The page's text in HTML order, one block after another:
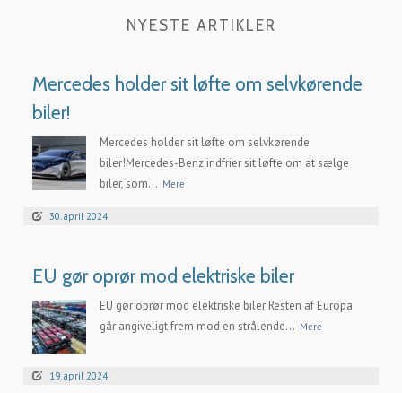
NYESTE ARTIKLER
Mercedes holder sit løfte om selvkørende
biler!
Mercedes holder sit løfte om selvkørende
biler!Mercedes-Benz indfrier sit løfte om at sælge
biler, som... Mere
30. april 2024
EU gør oprør mod elektriske biler
EU gør oprør mod elektriske biler Resten af Europa
går angiveligt frem mod en strålende... Mere
19. april 2024